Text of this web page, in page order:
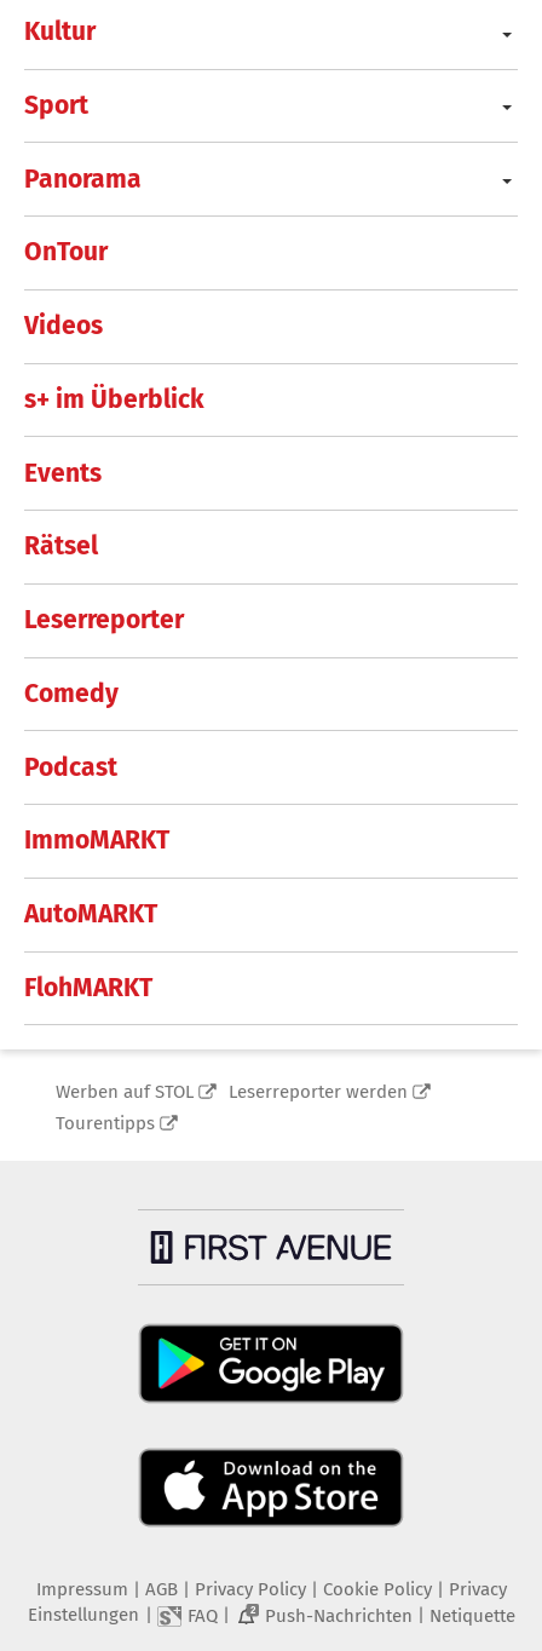
Kultur
Sport
Panorama
OnTour
Videos
s+ im Überblick
Events
Rätsel
Leserreporter
Comedy
Podcast
ImmoMARKT
AutoMARKT
FlohMARKT
Werben auf STOL
Leserreporter werden
Tourentipps
Impressum AGB Privacy Policy| Cookie Policy| Privacy
Einstellungen
FAQ| 2 Push-Nachrichten Netiquette